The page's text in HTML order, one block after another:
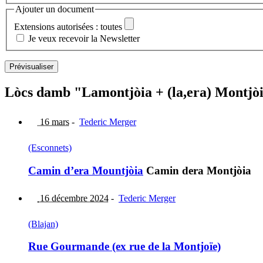
Ajouter un document
Extensions autorisées : toutes
Je veux recevoir la Newsletter
Lòcs damb "Lamontjòia + (la,era)
16 mars - Tederic Merger
(Esconnets)
Camin d’era Mountjòia Camin dera Montjòia
16 décembre 2024 - Tederic Merger
(Blajan)
Rue Gourmande (ex rue de la Montjoïe)